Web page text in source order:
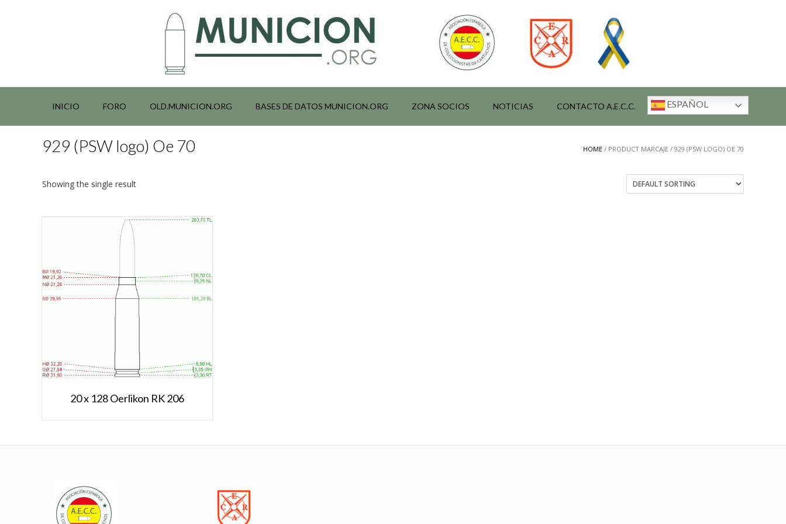
INICIO FORO OLD.MUNICION.ORG BASES DE DATOS MUNICION.ORG ZONA SOCIOS NOTICIAS CONTACTO A.E.C.C. ESPAÑOL
HOME / PRODUCT MARCAJE / 929 (PSW LOGO) OE 70
929 (PSW logo) Oe 70
Showing the single result
20 x 128 Oerlikon RK 206